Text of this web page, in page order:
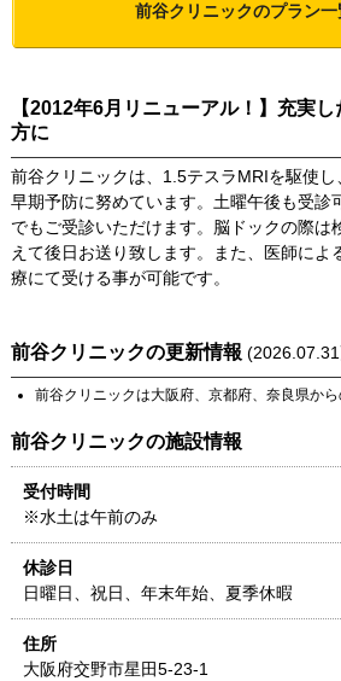
前谷クリニックのプラン
【2012年6月リニューアル！】充実
方に
前谷クリニックは、1.5テスラMRIを駆使し
早期予防に努めています。土曜午後も受診
でもご受診いただけます。脳ドックの際は
えて後日お送り致します。また、医師によ
療にて受ける事が可能です。
前谷クリニックの更新情報 (2026.07.31
前谷クリニックは大阪府、 京都府、 奈良県から
前谷クリニックの施設情報
受付時間
※水土は午前のみ
休診日
日曜日、祝日、年末年始、夏季休暇
住所
大阪府交野市星田5-23-1